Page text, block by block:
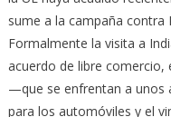
sume a la campaña contra
Formalmente la visita a
acuerdo de libre
—que se enfrentan a unos
para los automóviles y el